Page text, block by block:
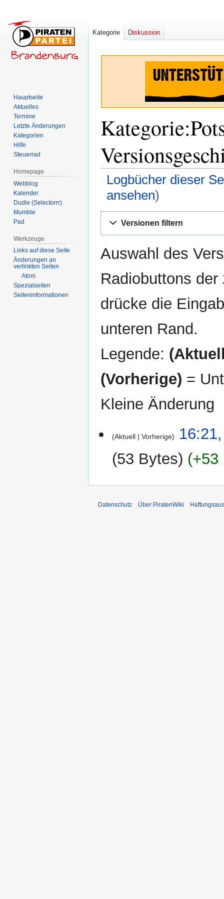
Logbücher dieser
ansehen)
Navigation
Suche
Versionen filtern
Auswahl des
Radiobuttons
drücke die
unteren Rand.
Legende:
(Vorherige) =
Kleine Änderung
Dezember
2014
Aktuell Vorherige
53 Bytes
+53
Kategorie Diskussion
Hauptseite
Aktuelles
Termine
Letzte Änderungen
Kategorien
Hilfe
Steuerrad
Homepage
Webblog
Kalender
Dudle (Selectorrr)
Mumble
Pad
Werkzeuge
Links auf diese Seite
Änderungen an
verlinkten Seiten
Atom
Spezialseiten
Seiten­­informationen
Datenschutz Über PiratenWiki